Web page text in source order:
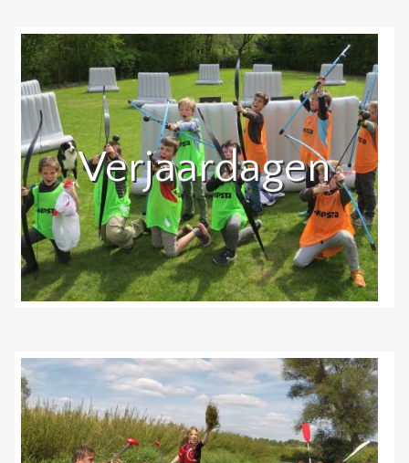
Verjaardagen